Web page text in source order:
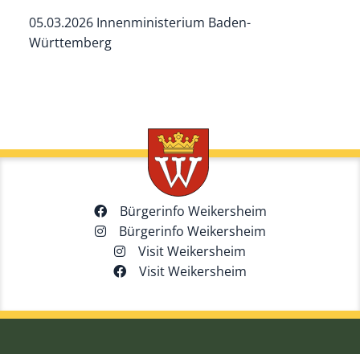
05.03.2026Innenministerium Baden-
Württemberg
Bürgerinfo Weikersheim
Bürgerinfo Weikersheim
Visit Weikersheim
Visit Weikersheim